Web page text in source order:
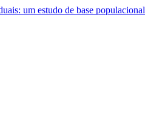
um estudo de base populacional